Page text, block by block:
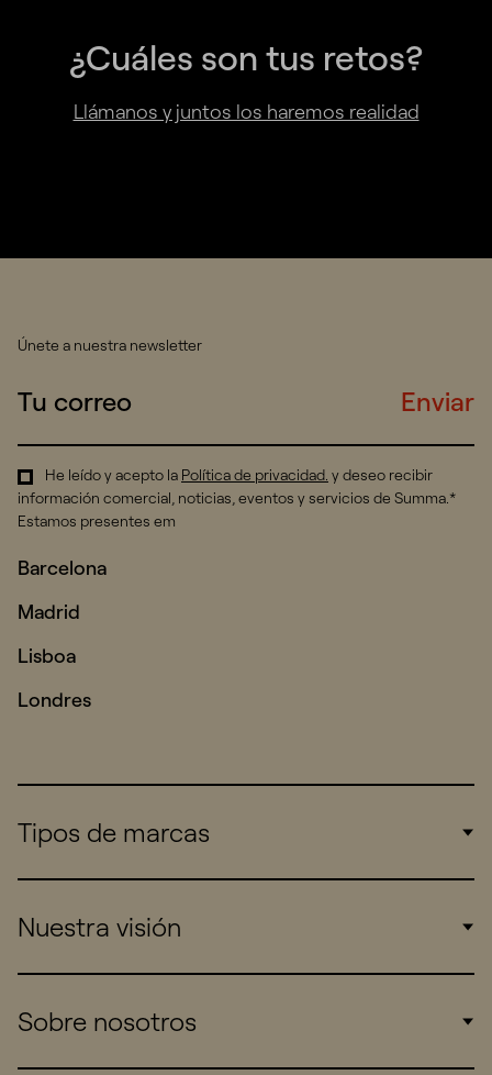
¿Cuáles son tus retos?
Llámanos y juntos los haremos realidad
Únete a nuestra newsletter
Enviar
He leído y acepto la Política de privacidad. y deseo recibir
información comercial, noticias, eventos y servicios de Summa.*
Estamos presentes em
Barcelona
Madrid
Lisboa
Londres
Tipos de marcas
Consumers
Startups
Nuestra visión
Work
Sobre nosotros